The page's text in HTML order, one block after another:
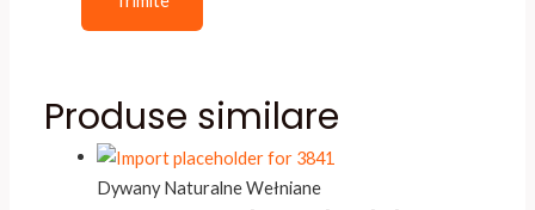
Produse similare
Dywany Naturalne Wełniane